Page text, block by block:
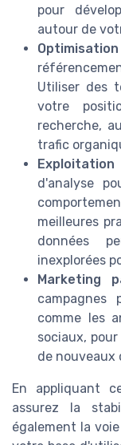
pour
autour de
Utiliser des
votre
recherche,
trafic
d'analyse
meilleures
données
inexplorées
Marketing
campagnes
comme les
sociaux,
de nouveaux
En appliquant
assurez la
également la